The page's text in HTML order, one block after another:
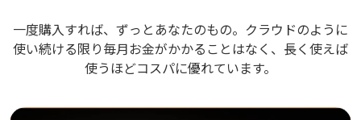
一度購入すれば、ずっとあなたのもの。クラウドのように
使い続ける限り毎月お金がかかることはなく、長く使えば
使うほどコスパに優れています。